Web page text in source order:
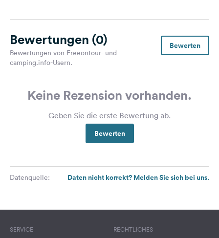
Bewertungen (0)
Bewertungen von Freeontour- und
camping.info-Usern.
Bewerten
Keine Rezension vorhanden.
Geben Sie die erste Bewertung ab.
Bewerten
Datenquelle: Daten nicht korrekt? Melden Sie sich bei uns.
SERVICE RECHTLICHES